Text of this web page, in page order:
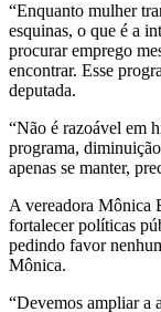
“Enquanto mulher
esquinas, o que é a
procurar emprego
encontrar. Esse
deputada.
“Não é razoável em
programa,
apenas se manter,
A vereadora Mônica
fortalecer políticas
pedindo favor
Mônica.
“Devemos ampliar a